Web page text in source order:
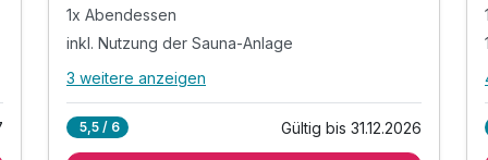
1x Abendessen
inkl. Nutzung der Sauna-Anlage
Alle Inklusivleistungen
3 weitere anzeigen
5,5 / 6 Gültig bis 31.12.2026